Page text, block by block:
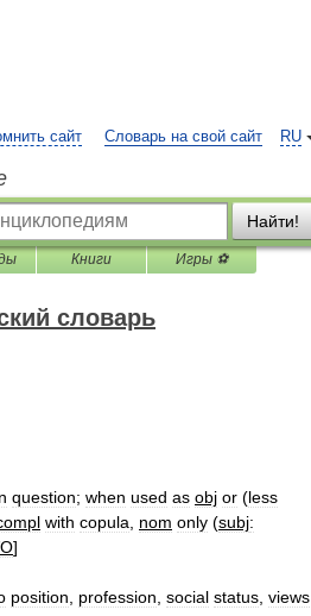
RU
сайт Словарь на свой сайт
Найти!
Книги Игры ⚽
словарь
question; when used as obj or (less
with copula nom only (subj:
]
position profession social status views